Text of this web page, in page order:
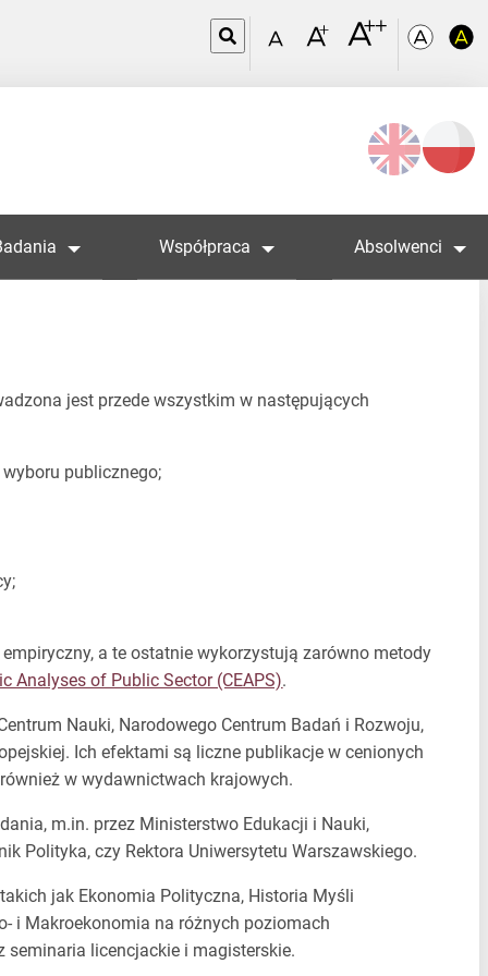
Wybierz
język
Współpraca Absolwenci
jest przede wszystkim w następujących
publicznego;
a te ostatnie wykorzystują zarówno metody
Analyses of Public Sector (CEAPS).
Nauki, Narodowego Centrum Badań i Rozwoju,
Ich efektami są liczne publikacje w cenionych
w wydawnictwach krajowych.
m.in. przez Ministerstwo Edukacji i Nauki,
Polityka, czy Rektora Uniwersytetu Warszawskiego.
jak Ekonomia Polityczna, Historia Myśli
i Makroekonomia na różnych poziomach
licencjackie i magisterskie.